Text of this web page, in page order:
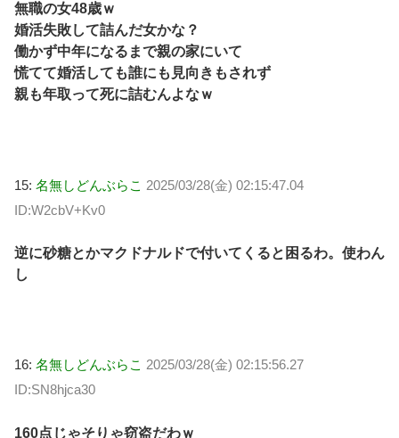
無職の女48歳ｗ
婚活失敗して詰んだ女かな？
働かず中年になるまで親の家にいて
慌てて婚活しても誰にも見向きもされず
親も年取って死に詰むんよなｗ
15: 名無しどんぶらこ 2025/03/28(金) 02:15:47.04
ID:W2cbV+Kv0
逆に砂糖とかマクドナルドで付いてくると困るわ。使わん
し
16: 名無しどんぶらこ 2025/03/28(金) 02:15:56.27
ID:SN8hjca30
160点じゃそりゃ窃盗だわｗ